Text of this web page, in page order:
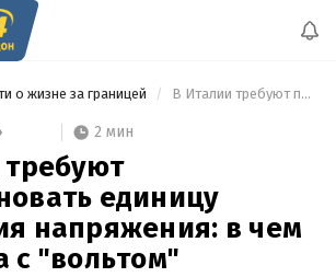
о жизне за границей В Италии требуют переименовать единицу измерения напряжения: в чем проблема с "вольтом"
2 мин
единицу
напряжения: в чем
с "вольтом"